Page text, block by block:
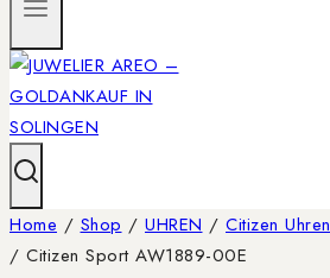
Home / Shop / UHREN / Citizen Uhren
/ Citizen Sport AW1889-00E